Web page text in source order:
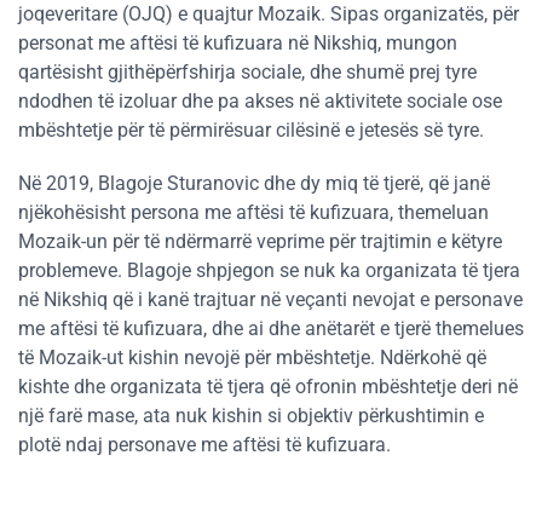
joqeveritare (OJQ) e quajtur Mozaik. Sipas organizatës, për
personat me aftësi të kufizuara në Nikshiq, mungon
qartësisht gjithëpërfshirja sociale, dhe shumë prej tyre
ndodhen të izoluar dhe pa akses në aktivitete sociale ose
mbështetje për të përmirësuar cilësinë e jetesës së tyre.
Në 2019, Blagoje Sturanovic dhe dy miq të tjerë, që janë
njëkohësisht persona me aftësi të kufizuara, themeluan
Mozaik-un për të ndërmarrë veprime për trajtimin e këtyre
problemeve. Blagoje shpjegon se nuk ka organizata të tjera
në Nikshiq që i kanë trajtuar në veçanti nevojat e personave
me aftësi të kufizuara, dhe ai dhe anëtarët e tjerë themelues
të Mozaik-ut kishin nevojë për mbështetje. Ndërkohë që
kishte dhe organizata të tjera që ofronin mbështetje deri në
një farë mase, ata nuk kishin si objektiv përkushtimin e
plotë ndaj personave me aftësi të kufizuara.